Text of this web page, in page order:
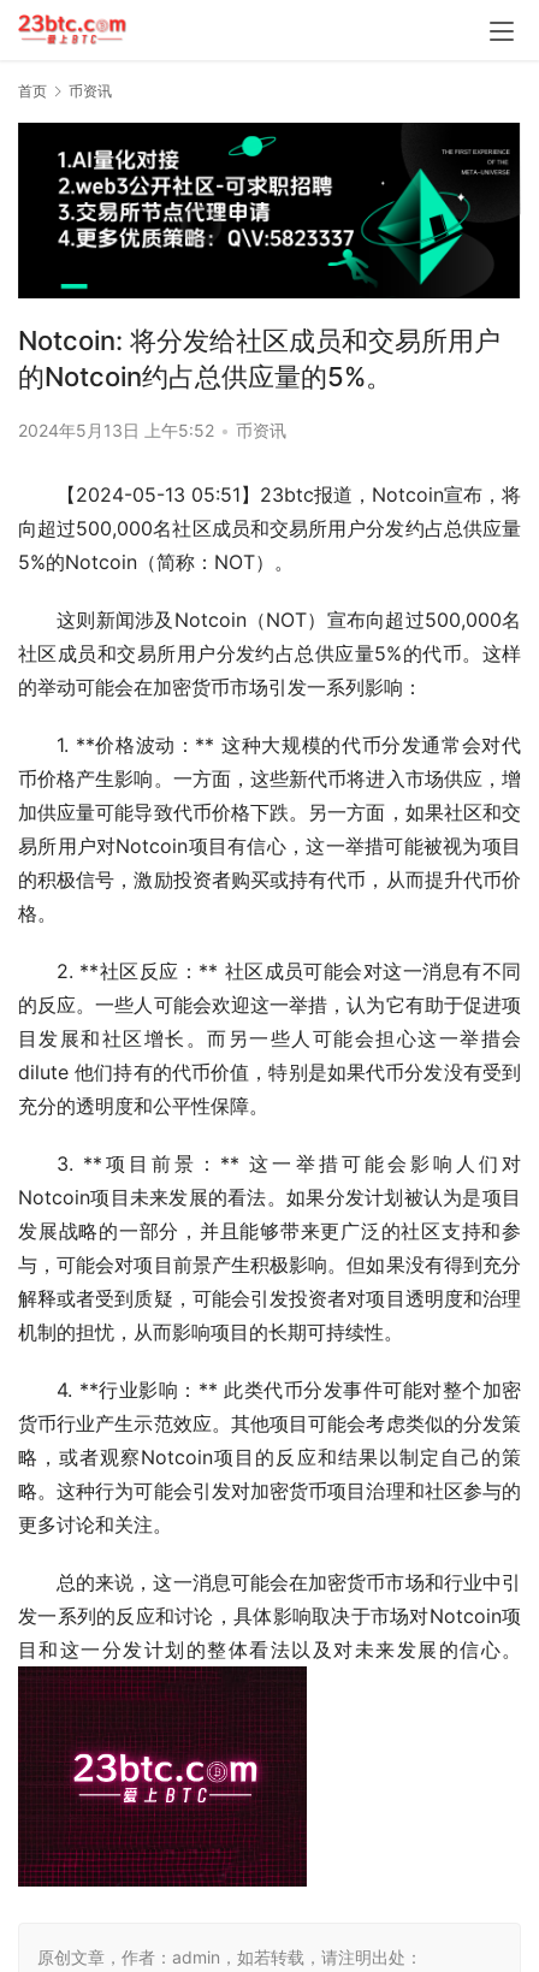
首页 币资讯
Notcoin: 将分发给社区成员和交易所用户
的Notcoin约占总供应量的5%。
2024年5月13日 上午5:52 • 币资讯
【2024-05-13 05:51】23btc报道，Notcoin宣布，将
向超过500,000名社区成员和交易所用户分发约占总供应量
5%的Notcoin（简称：NOT）。
这则新闻涉及Notcoin（NOT）宣布向超过500,000名
社区成员和交易所用户分发约占总供应量5%的代币。这样
的举动可能会在加密货币市场引发一系列影响：
1. **价格波动：** 这种大规模的代币分发通常会对代
币价格产生影响。一方面，这些新代币将进入市场供应，增
加供应量可能导致代币价格下跌。另一方面，如果社区和交
易所用户对Notcoin项目有信心，这一举措可能被视为项目
的积极信号，激励投资者购买或持有代币，从而提升代币价
格。
2. **社区反应：** 社区成员可能会对这一消息有不同
的反应。一些人可能会欢迎这一举措，认为它有助于促进项
目发展和社区增长。而另一些人可能会担心这一举措会
dilute 他们持有的代币价值，特别是如果代币分发没有受到
充分的透明度和公平性保障。
3. **项目前景：** 这一举措可能会影响人们对
Notcoin项目未来发展的看法。如果分发计划被认为是项目
发展战略的一部分，并且能够带来更广泛的社区支持和参
与，可能会对项目前景产生积极影响。但如果没有得到充分
解释或者受到质疑，可能会引发投资者对项目透明度和治理
机制的担忧，从而影响项目的长期可持续性。
4. **行业影响：** 此类代币分发事件可能对整个加密
货币行业产生示范效应。其他项目可能会考虑类似的分发策
略，或者观察Notcoin项目的反应和结果以制定自己的策
略。这种行为可能会引发对加密货币项目治理和社区参与的
更多讨论和关注。
总的来说，这一消息可能会在加密货币市场和行业中引
发一系列的反应和讨论，具体影响取决于市场对Notcoin项
目和这一分发计划的整体看法以及对未来发展的信心。
原创文章，作者：admin，如若转载，请注明出处：